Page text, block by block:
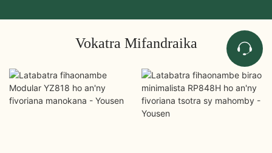
Vokatra Mifandraika